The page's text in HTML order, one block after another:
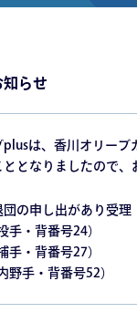
知らせ
は、香川オリーブ
となりましたので、
出があり受理（
背番号24）
背番号27）
・背番号52）